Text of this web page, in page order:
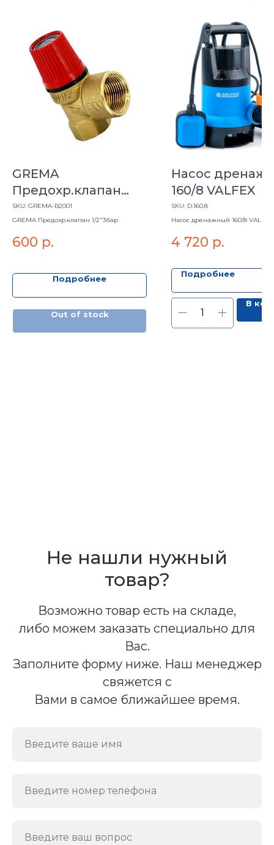
GREMA
Предохр.клапан
1/2"3бар
SKU: GREMA-B2001
GREMA Предохр.клапан 1/2"3бар
600 р.
Подробнее
Out of stock
Насос
160/8 VALFEX
SKU: D.160.8
Насос дренажный 160/8 VALFEX
4 720 р.
Подробнее
В
Не нашли нужный
товар?
Возможно товар есть на складе,
либо можем заказать специально для
Вас.
Заполните форму ниже. Наш менеджер
свяжется с
Вами в самое ближайшее время.